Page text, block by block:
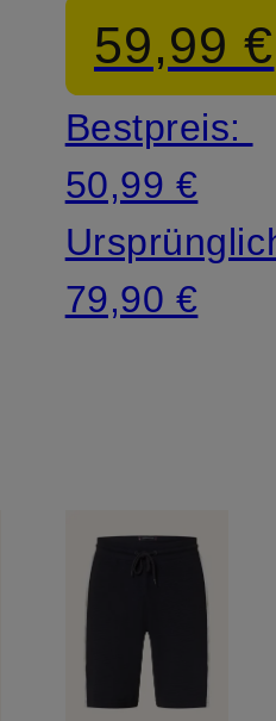
59,99 €
Bestpreis:
50,99 €
79,90 €